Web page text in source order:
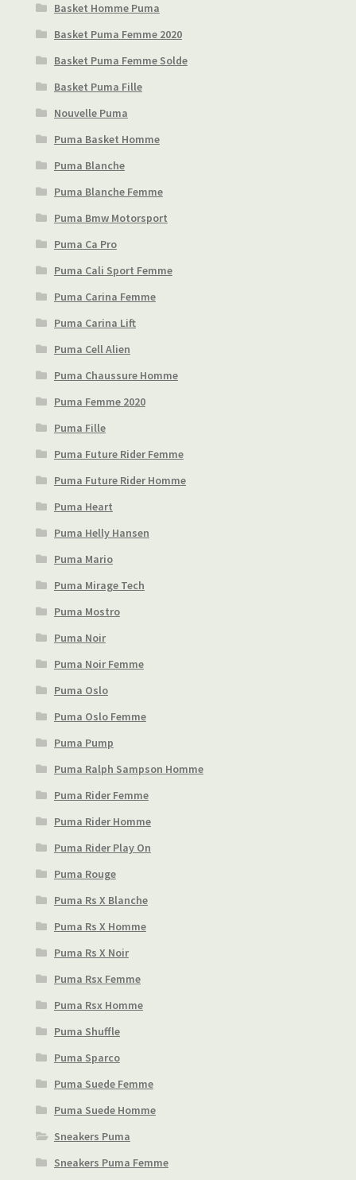
Basket Homme Puma
Basket Puma Femme 2020
Basket Puma Femme Solde
Basket Puma Fille
Nouvelle Puma
Puma Basket Homme
Puma Blanche
Puma Blanche Femme
Puma Bmw Motorsport
Puma Ca Pro
Puma Cali Sport Femme
Puma Carina Femme
Puma Carina Lift
Puma Cell Alien
Puma Chaussure Homme
Puma Femme 2020
Puma Fille
Puma Future Rider Femme
Puma Future Rider Homme
Puma Heart
Puma Helly Hansen
Puma Mario
Puma Mirage Tech
Puma Mostro
Puma Noir
Puma Noir Femme
Puma Oslo
Puma Oslo Femme
Puma Pump
Puma Ralph Sampson Homme
Puma Rider Femme
Puma Rider Homme
Puma Rider Play On
Puma Rouge
Puma Rs X Blanche
Puma Rs X Homme
Puma Rs X Noir
Puma Rsx Femme
Puma Rsx Homme
Puma Shuffle
Puma Sparco
Puma Suede Femme
Puma Suede Homme
Sneakers Puma
Sneakers Puma Femme